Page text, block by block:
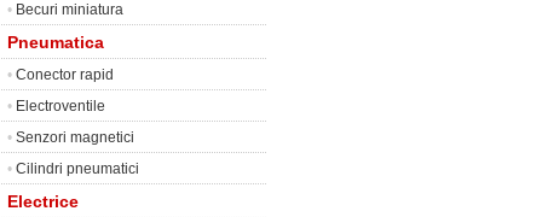
• Becuri miniatura
Pneumatica
• Conector rapid
• Electroventile
• Senzori magnetici
• Cilindri pneumatici
Electrice